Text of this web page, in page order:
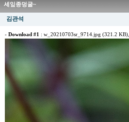
세잎종덩굴~
김관석
- Download #1 : w_20210703sr_9714.jpg (321.2 KB)